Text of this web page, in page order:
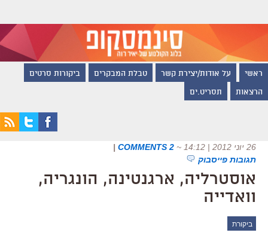
ראשי על אודות/יצירת קשר טבלת המבקרים ביקורות סרטים
הרצאות תסריט.ים
26 יוני 2012 | 14:12 ~
2 COMMENTS
|
תגובות פייסבוק
אוסטרליה, ארגנטינה, הונגריה,
וואדייה
ביקורת